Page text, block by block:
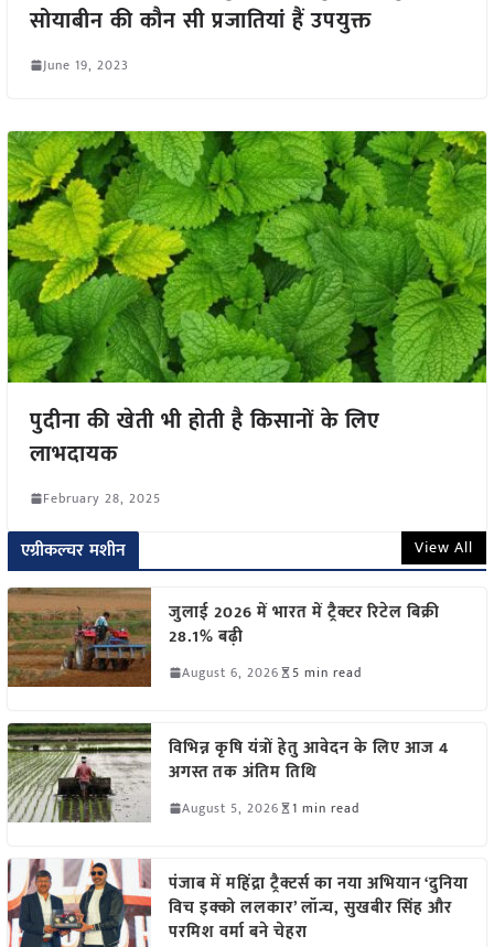
सोयाबीन की कौन सी प्रजातियां हैं उपयुक्त
June 19, 2023
पुदीना की खेती भी होती है किसानों के लिए
लाभदायक
February 28, 2025
एग्रीकल्चर मशीन View All
जुलाई 2026 में भारत में ट्रैक्टर रिटेल बिक्री
28.1% बढ़ी
August 6, 2026 5 min read
विभिन्न कृषि यंत्रों हेतु आवेदन के लिए आज 4
अगस्त तक अंतिम तिथि
August 5, 2026 1 min read
पंजाब में महिंद्रा ट्रैक्टर्स का नया अभियान ‘दुनिया
विच इक्को ललकार’ लॉन्च, सुखबीर सिंह और
परमिश वर्मा बने चेहरा